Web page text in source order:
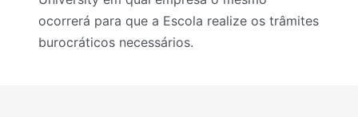
ocorrerá para que a Escola realize os trâmites
burocráticos necessários.